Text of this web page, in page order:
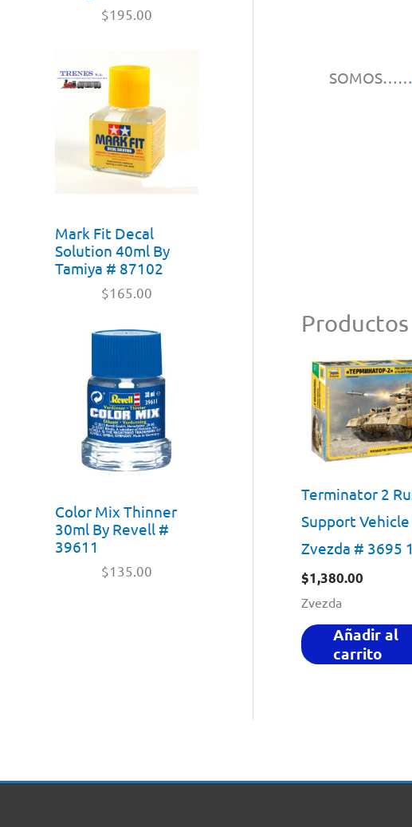
$195.00
Mark Fit Decal
Solution 40ml By
Tamiya # 87102
$165.00
Color Mix Thinner
30ml By Revell #
39611
$135.00
SOMOS……
Terminator 2
Support Vehicle
Zvezda # 3695
$1,380.00
Zvezda
Añadir al
carrito